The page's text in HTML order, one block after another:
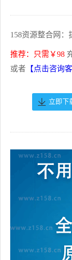
158资源整合网：
推荐：只需￥98
或者 【点击咨询客
立即下